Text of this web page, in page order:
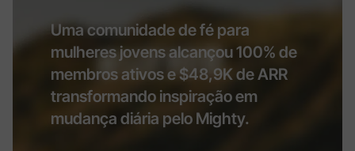
Uma comunidade de fé para
mulheres jovens alcançou 100% de
membros ativos e $48,9K de ARR
transformando inspiração em
mudança diária pelo Mighty.